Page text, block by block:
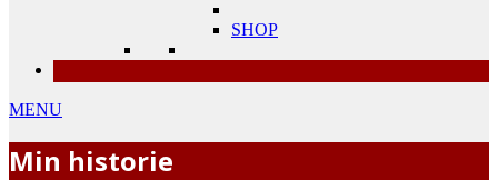
SHOP
MENU
Min historie